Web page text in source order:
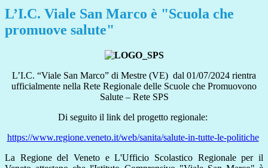
L’I.C. Viale San Marco è "Scuola che
promuove salute"
L’I.C. “Viale San Marco” di Mestre (VE) dal 01/07/2024 rientra
ufficialmente nella Rete Regionale delle Scuole che Promuovono
Salute – Rete SPS
Di seguito il link del progetto regionale:
https://www.regione.veneto.it/web/sanita/salute-in-tutte-le-politiche
La Regione del Veneto e L'Ufficio Scolastico Regionale per il